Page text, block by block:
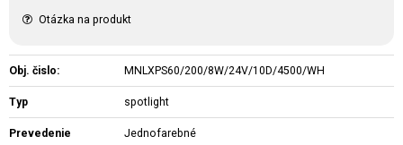
Otázka na produkt
Obj. čislo: MNLXPS60/200/8W/24V/10D/4500/WH
Typ spotlight
Prevedenie Jednofarebné